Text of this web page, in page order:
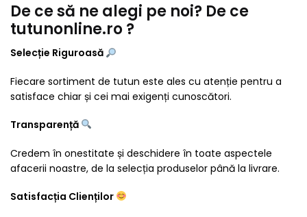
De ce să ne alegi pe noi? De ce
tutunonline.ro ?
Selecție Riguroasă
Fiecare sortiment de tutun este ales cu atenție pentru a
satisface chiar și cei mai exigenți cunoscători.
Transparență
Credem în onestitate și deschidere în toate aspectele
afacerii noastre, de la selecția produselor până la livrare.
Satisfacția Clienților